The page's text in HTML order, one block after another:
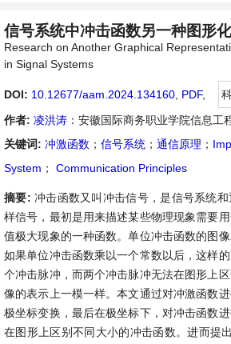
信号系统中冲击函数另一种图形
Research on Another Graphical
in Signal Systems
DOI: 10.12677/aam.2024.134160 PDF,
作者: 凌洪涛 ：安徽国际商务职业学院信息工
关键词: 冲激函数 ； 信号系统 ； 通信原理 ；
System ； Communication Principles
摘要: 冲击函数又叫冲击信号，是信号系统
样信号，最初是用来描述某些物理现象需要
值极大现象的一种函数。单位冲击函数的图
如果单位冲击函数乘以一个常数以后，这样
个冲击脉冲，而两个冲击脉冲无法在图形上
像的表示上一模一样。本文通过对冲激函数
极坐标变换，最后在极坐标下，对冲击函数
在图形上区别不同大小的冲击函数。进而提